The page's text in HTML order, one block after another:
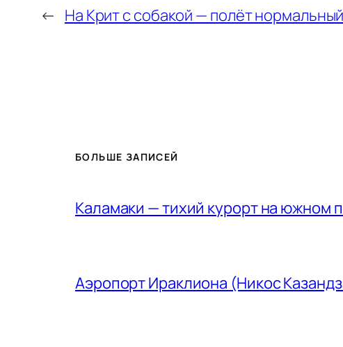
← На Крит с собакой — полёт нормальный
БОЛЬШЕ ЗАПИСЕЙ
Каламаки — тихий курорт на южном
Аэропорт Ираклиона (Никос